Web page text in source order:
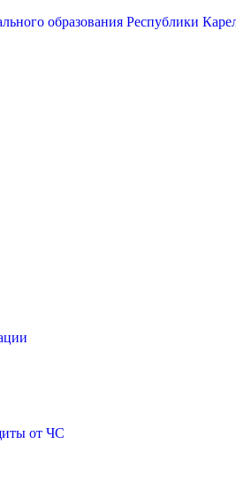
образования Республики
от ЧС